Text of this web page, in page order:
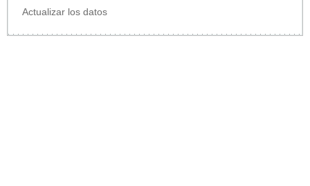
Actualizar los datos